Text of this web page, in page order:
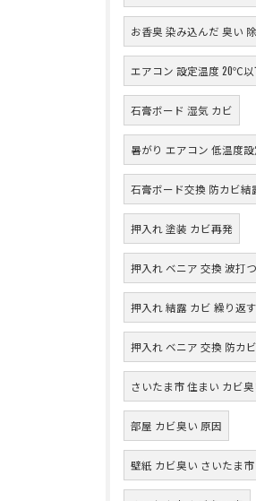
お香臭 染み込んだ 臭い
エアコン 設定温度 20℃以
石膏ボード 湿気 カビ
暑がり エアコン 低温度設
石膏ボード交換 防カビ結
押入れ 塗装 カビ再発
押入れ ベニア 交換 波打つ
押入れ 結露 カビ 繰り返す
押入れ ベニア 交換 防カ
さいたま市 住まい カビ臭
部屋 カビ臭い 原因
壁紙 カビ臭い さいたま市